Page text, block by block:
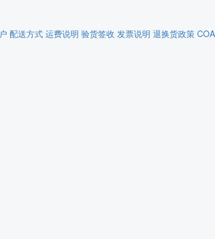
配送方式 运费说明 验货签收 发票说明 退换货政策